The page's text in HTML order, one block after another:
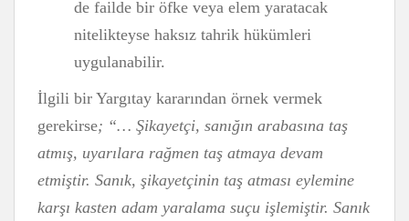
de failde bir öfke veya elem yaratacak
nitelikteyse haksız tahrik hükümleri
uygulanabilir.
İlgili bir Yargıtay kararından örnek vermek
gerekirse; “… Şikayetçi, sanığın arabasına taş
atmış, uyarılara rağmen taş atmaya devam
etmiştir. Sanık, şikayetçinin taş atması eylemine
karşı kasten adam yaralama suçu işlemiştir. Sanık